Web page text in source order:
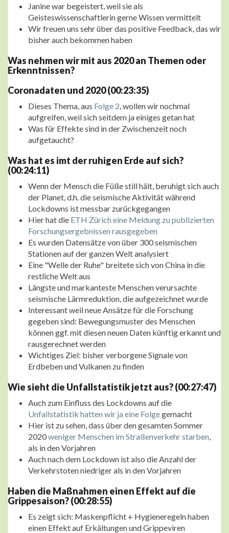
Janine war begeistert, weil sie als
Geisteswissenschaftlerin gerne Wissen vermittelt
Wir freuen uns sehr über das positive Feedback, das wir
bisher auch bekommen haben
Was nehmen wir mit aus 2020 an Themen oder
Erkenntnissen?
Coronadaten und 2020 (00:23:35)
Dieses Thema, aus Folge 2 , wollen wir nochmal
aufgreifen, weil sich seitdem ja einiges getan hat
Was für Effekte sind in der Zwischenzeit noch
aufgetaucht?
Was hat es imt der ruhigen Erde auf sich?
(00:24:11)
Wenn der Mensch die Füße still hält, beruhigt sich auch
der Planet, d.h. die seismische Aktivität während
Lockdowns ist messbar zurückgegangen
Hier hat die ETH Zürich eine Meldung zu publizierten
Forschungsergebnissen rausgegeben
Es wurden Datensätze von über 300 seismischen
Stationen auf der ganzen Welt analysiert
Eine "Welle der Ruhe" breitete sich von China in die
restliche Welt aus
Längste und markanteste Menschen verursachte
seismische Lärmreduktion, die aufgezeichnet wurde
Interessant weil neue Ansätze für die Forschung
gegeben sind: Bewegungsmuster des Menschen
können ggf. mit diesen neuen Daten künftig erkannt und
rausgerechnet werden
Wichtiges Ziel: bisher verborgene Signale von
Erdbeben und Vulkanen zu finden
Wie sieht die Unfallstatistik jetzt aus? (00:27:47)
Auch zum Einfluss des Lockdowns auf die
Unfallstatistik hatten wir ja eine Folgegemacht
Hier ist zu sehen, dass über den gesamten Sommer
2020weniger Menschen im Straßenverkehr starben
als in den Vorjahren
Auch nach dem Lockdown ist also die Anzahl der
Verkehrstoten niedriger als in den Vorjahren
Haben die Maßnahmen einen Effekt auf die
Grippesaison? (00:28:55)
Es zeigt sich: Maskenpflicht + Hygieneregeln haben
einen Effekt auf Erkältungen und Grippeviren